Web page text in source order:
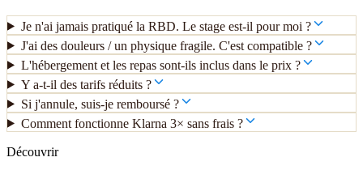
Je n'ai jamais pratiqué la RBD. Le stage est-il pour moi ?
J'ai des douleurs / un physique fragile. C'est compatible ?
L'hébergement et les repas sont-ils inclus dans le prix ?
Y a-t-il des tarifs réduits ?
Si j'annule, suis-je remboursé ?
Comment fonctionne Klarna 3× sans frais ?
Découvrir